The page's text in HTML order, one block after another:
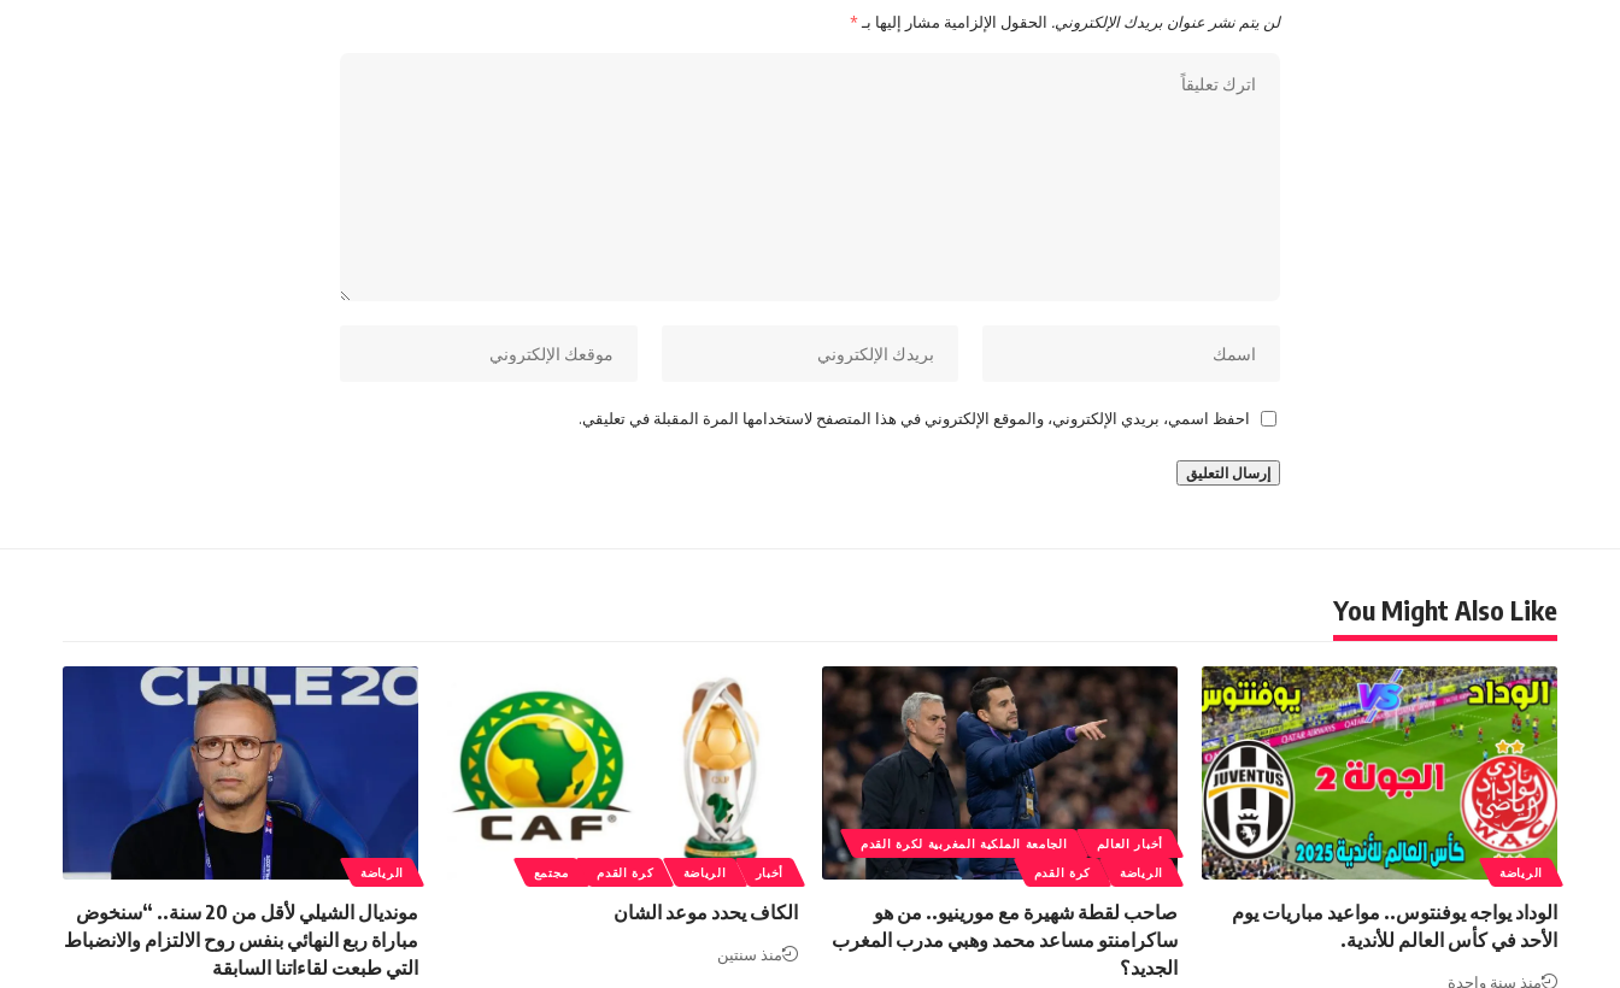
لن يتم نشر عنوان بريدك الإلكتروني. الحقول الإلزامية مشار إليها بـ*
احفظ اسمي، بريدي الإلكتروني، والموقع الإلكتروني في هذا المتصفح لاستخدامها المرة المقبلة في تعليقي.
You Might Also Like
الرياضة
الوداد يواجه يوفنتوس.. مواعيد مباريات يوم
الأحد في كأس العالم للأندية.
منذ سنة واحدة
أخبار العالم
الجامعة الملكية المغربية لكرة القدم
الرياضة
كرة القدم
صاحب لقطة شهيرة مع مورينيو.. من هو
ساكرامنتو مساعد محمد وهبي مدرب المغرب
الجديد؟
أخبار الرياضة كرة القدم مجتمع
الكاف يحدد موعد الشان
منذ سنتين
الرياضة
مونديال الشيلي لأقل من 20 سنة.. “سنخوض
مباراة ربع النهائي بنفس روح الالتزام والانضباط
التي طبعت لقاءاتنا السابقة